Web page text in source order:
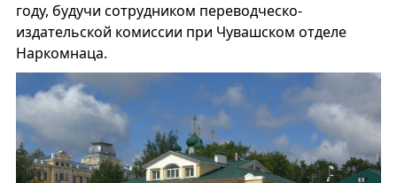
году, будучи сотрудником переводческо-
издательской комиссии при Чувашском отделе
Наркомнаца.